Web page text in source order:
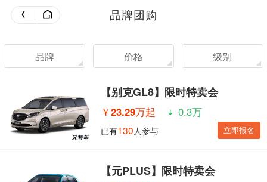
品牌团购
品牌 价格 级别
【别克GL8】限时特卖会
￥23.29万起 0.3万
已有130人参与 立即报名
【元PLUS】限时特卖会